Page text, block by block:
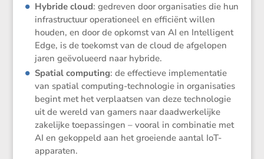
Hybride cloud: gedreven door organi­sa­ties die hun
infra­struc­tuur opera­ti­o­neel en efficiënt willen
houden, en door de opkomst van AI en Intel­li­gent
Edge, is de toekomst van de cloud de afgelopen
jaren geëvo­lu­eerd naar hybride.
Spatial compu­ting: de effec­tieve imple­men­tatie
van spatial compu­ting-techno­logie in organi­sa­ties
begint met het verplaatsen van deze techno­logie
uit de wereld van gamers naar daadwer­ke­lijke
zakelijke toepas­singen – vooral in combi­natie met
AI en gekop­peld aan het groei­ende aantal IoT-
apparaten.